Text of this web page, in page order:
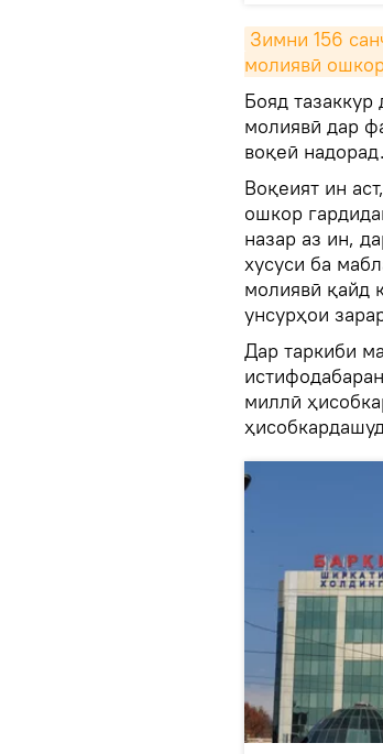
Зимни 156
молиявӣ
Бояд
молиявӣ дар
воқеӣ надорад.
Воқеият ин
ошкор
назар аз ин,
хусуси ба
молиявӣ қайд
унсурҳои
Дар таркиби
миллӣ